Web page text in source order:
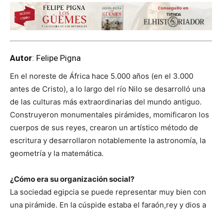
Autor: Felipe Pigna
En el noreste de África hace 5.000 años (en el 3.000
antes de Cristo), a lo largo del río Nilo se desarrolló una
de las culturas más extraordinarias del mundo antiguo.
Construyeron monumentales pirámides, momificaron los
cuerpos de sus reyes, crearon un artístico método de
escritura y desarrollaron notablemente la astronomía, la
geometría y la matemática.
¿Cómo era su organización social?
La sociedad egipcia se puede representar muy bien con
una pirámide. En la cúspide estaba el faraón,rey y dios a